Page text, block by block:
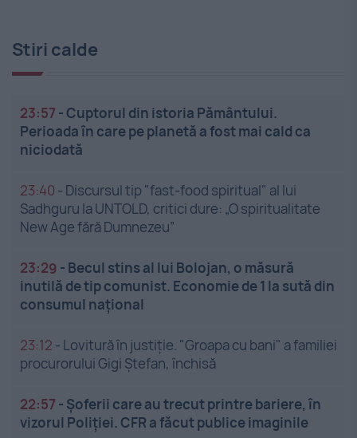
Stiri calde
23:57 -Cuptorul din istoria Pământului.
Perioada în care pe planetă a fost mai cald ca
niciodată
23:40 - Discursul tip "fast-food spiritual" al lui
Sadhguru la UNTOLD, critici dure: „O spiritualitate
New Age fără Dumnezeu”
23:29 - Becul stins al lui Bolojan, o măsură
inutilă de tip comunist. Economie de 1 la sută din
consumul național
23:12 - Lovitură în justiție. "Groapa cu bani" a familiei
procurorului Gigi Ștefan, închisă
22:57 - Șoferii care au trecut printre bariere, în
vizorul Poliției. CFR a făcut publice imaginile